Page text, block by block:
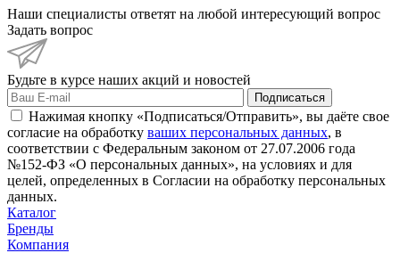
Наши специалисты ответят на любой интересующий вопрос
Задать вопрос
Будьте в курсе наших акций и новостей
Подписаться
Нажимая кнопку «Подписаться/Отправить», вы даёте свое
согласие на обработку ваших персональных данных, в
соответствии с Федеральным законом от 27.07.2006 года
№152-ФЗ «О персональных данных», на условиях и для
целей, определенных в Согласии на обработку персональных
данных.
Каталог
Бренды
Компания